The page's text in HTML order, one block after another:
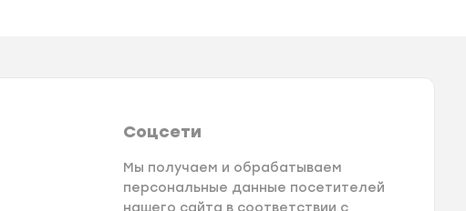
Соцсети
Мы получаем и обрабатываем
персональные данные посетителей
нашего сайта в соответствии с